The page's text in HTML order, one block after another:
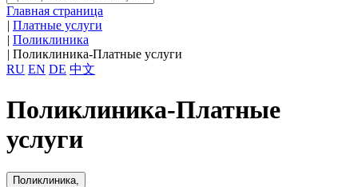
Главная страница
| Платные услуги
| Поликлиника
| Поликлиника-Платные услуги
RU EN DE 中文
Поликлиника-Платные
услуги
Поликлиника,